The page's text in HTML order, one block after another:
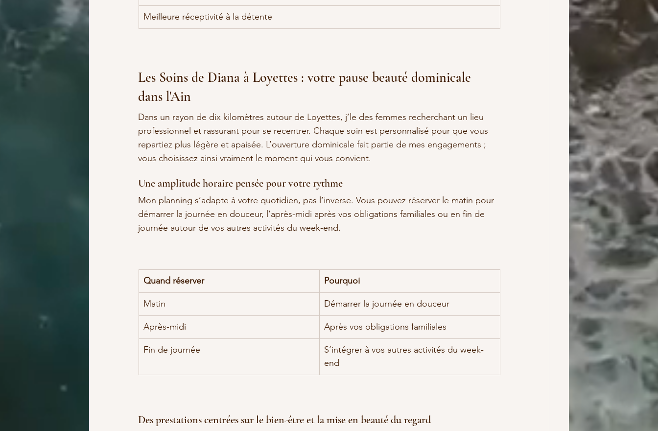
Meilleure réceptivité à la détente
Les Soins de Diana à Loyettes : votre pause beauté dominicale
dans l'Ain
Dans un rayon de dix kilomètres autour de Loyettes, j’le des femmes recherchant un lieu
professionnel et rassurant pour se recentrer. Chaque soin est personnalisé pour que vous
repartiez plus légère et apaisée. L’ouverture dominicale fait partie de mes engagements ;
vous choisissez ainsi vraiment le moment qui vous convient.
Une amplitude horaire pensée pour votre rythme
Mon planning s’adapte à votre quotidien, pas l’inverse. Vous pouvez réserver le matin pour
démarrer la journée en douceur, l’après-midi après vos obligations familiales ou en fin de
journée autour de vos autres activités du week-end.
Quand réserver Pourquoi
Matin Démarrer la journée en douceur
Après-midi Après vos obligations familiales
Fin de journée
S’intégrer à vos autres activités du week-
end
Des prestations centrées sur le bien-être et la mise en beauté du regard